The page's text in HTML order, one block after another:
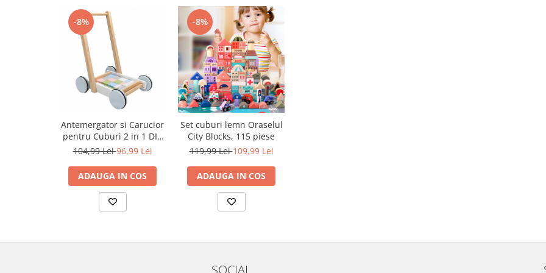
-8%
Antemergator si Carucior
pentru Cuburi 2 in 1 DIY
din Lemn, 20 cuburi,
104,99 Lei96,99 Lei
ADAUGA IN COS
-8%
Set cuburi lemn Oraselul
City Blocks, 115 piese
119,99 Lei109,99 Lei
ADAUGA IN COS
SOCIAL